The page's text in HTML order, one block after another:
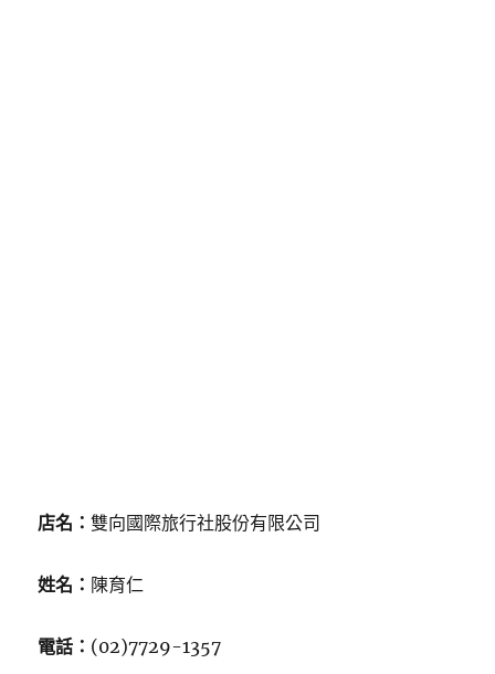
店名：雙向國際旅行社股份有限公司
姓名： 陳育仁
電話： (02)7729-1357